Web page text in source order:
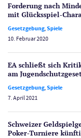
Schlagzeilen
Spiele
Spielerschutz
Sport
Wetten
Merkur Casinos
Casino Testberichte
Bonus Ohne
Slot Freispiele
Forderung nach
mit Glücksspiel-
Gesetzgebung,Spiele
10. Februar 2020
EA schließt sich
am
Gesetzgebung,Spiele
7. April 2021
Schweizer
Poker-Turniere